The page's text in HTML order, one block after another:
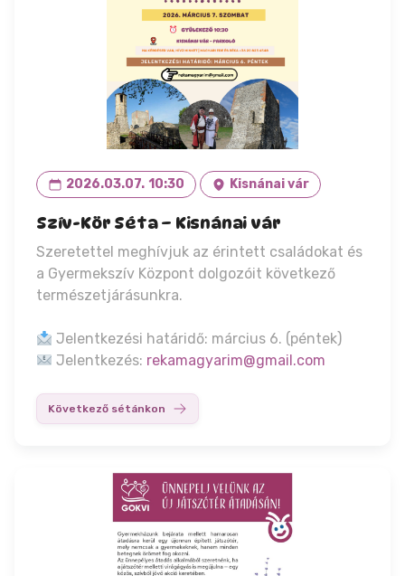
2026.03.07. 10:30 Kisnánai vár
Szív-Kör Séta – Kisnánai vár
Szeretettel meghívjuk az érintett családokat és
a Gyermekszív Központ dolgozóit következő
természetjárásunkra.
Jelentkezési határidő: március 6. (péntek)
Jelentkezés: rekamagyarim@gmail.com
Következő sétánkon